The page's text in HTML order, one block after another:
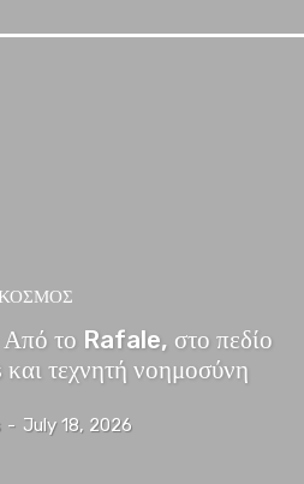
ΚΟΣΜΟΣ
το Rafale, στο πεδίο
τεχνητή νοημοσύνη
- July 18, 2026